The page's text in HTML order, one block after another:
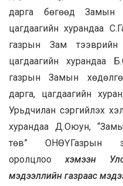
дарга бөгөөд Замын
цагдаагийн хурандаа
газрын Зам тээврийн
цагдаагийн хурандаа
газрын Замын
дарга, цагдаагийн
Урьдчилан сэргийлэх
хурандаа Д.Оюун,
төв” ОНӨҮГазрын
оролцлоохэмээн
мэдээллийн газраас